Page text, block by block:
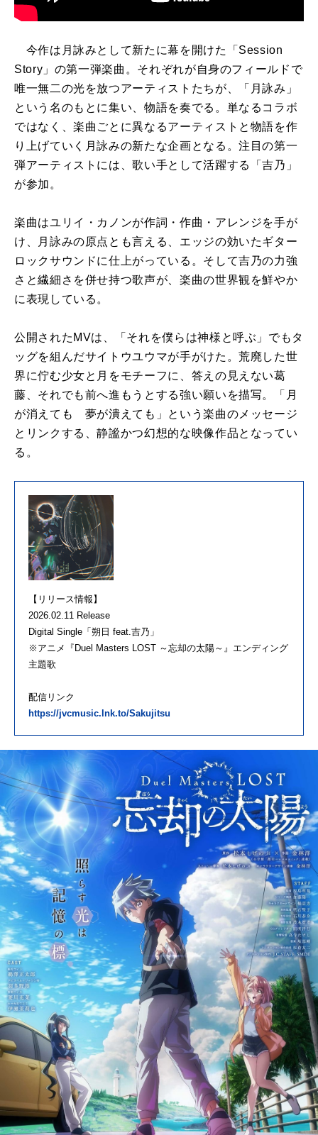
今作は月詠みとして新たに幕を開けた「Session
Story」の第一弾楽曲。それぞれが自身のフィールドで
唯一無二の光を放つアーティストたちが、「月詠み」
という名のもとに集い、物語を奏でる。単なるコラボ
ではなく、楽曲ごとに異なるアーティストと物語を作
り上げていく月詠みの新たな企画となる。注目の第一
弾アーティストには、歌い手として活躍する「吉乃」
が参加。
楽曲はユリイ・カノンが作詞・作曲・アレンジを手が
け、月詠みの原点とも言える、エッジの効いたギター
ロックサウンドに仕上がっている。そして吉乃の力強
さと繊細さを併せ持つ歌声が、楽曲の世界観を鮮やか
に表現している。
公開されたMVは、「それを僕らは神様と呼ぶ」でもタ
ッグを組んだサイトウユウマが手がけた。荒廃した世
界に佇む少女と月をモチーフに、答えの見えない葛
藤、それでも前へ進もうとする強い願いを描写。「月
が消えても 夢が潰えても」という楽曲のメッセージ
とリンクする、静謐かつ幻想的な映像作品となってい
る。
【リリース情報】
2026.02.11 Release
Digital Single「朔日 feat.吉乃」
※アニメ『Duel Masters LOST ～忘却の太陽～』エンディング
主題歌
配信リンク
https://jvcmusic.lnk.to/Sakujitsu